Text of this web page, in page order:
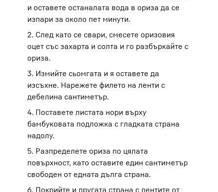
и оставете останалата вода в ориза да се
изпари за около пет минути.
2. След като се свари, смесете оризовия
оцет със захарта и солта и го разбъркайте с
ориза.
3. Измийте сьомгата и я оставете да
изсъхне. Нарежете филето на ленти с
дебелина сантиметър.
4. Поставете листата нори върху
бамбуковата подложка с гладката страна
надолу.
5. Разпределете ориза по цялата
повърхност, като оставите един сантиметър
свободен от едната дълга страна.
6. Покрийте и другата страна с лентите от